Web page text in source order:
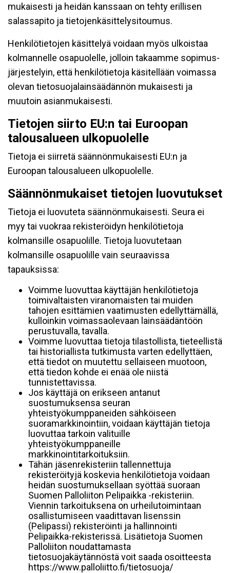
mukaisesti ja heidän kanssaan on tehty erillisen
salassapito ja tietojenkäsittelysitoumus.
Henkilötietojen käsittelyä voidaan myös ulkoistaa
kolmannelle osapuolelle, jolloin takaamme sopimus-
järjestelyin, että henkilötietoja käsitellään voimassa
olevan tietosuojalainsäädännön mukaisesti ja
muutoin asianmukaisesti.
Tietojen siirto EU:n tai Euroopan
talousalueen ulkopuolelle
Tietoja ei siirretä säännönmukaisesti EU:n ja
Euroopan talousalueen ulkopuolelle.
Säännönmukaiset tietojen luovutukset
Tietoja ei luovuteta säännönmukaisesti. Seura ei
myy tai vuokraa rekisteröidyn henkilötietoja
kolmansille osapuolille. Tietoja luovutetaan
kolmansille osapuolille vain seuraavissa
tapauksissa:
Voimme luovuttaa käyttäjän henkilötietoja
toimivaltaisten viranomaisten tai muiden
tahojen esittämien vaatimusten edellyttämällä,
kulloinkin voimassaolevaan lainsäädäntöön
perustuvalla, tavalla.
Voimme luovuttaa tietoja tilastollista, tieteellistä
tai historiallista tutkimusta varten edellyttäen,
että tiedot on muutettu sellaiseen muotoon,
että tiedon kohde ei enää ole niistä
tunnistettavissa.
Jos käyttäjä on erikseen antanut
suostumuksensa seuran
yhteistyökumppaneiden sähköiseen
suoramarkkinointiin, voidaan käyttäjän tietoja
luovuttaa tarkoin valituille
yhteistyökumppaneille
markkinointitarkoituksiin.
Tähän jäsenrekisteriin tallennettuja
rekisteröityjä koskevia henkilötietoja voidaan
heidän suostumuksellaan syöttää suoraan
Suomen Palloliiton Pelipaikka -rekisteriin.
Viennin tarkoituksena on urheilutoimintaan
osallistumiseen vaadittavan lisenssin
(Pelipassi) rekisteröinti ja hallinnointi
Pelipaikka-rekisterissä. Lisätietoja Suomen
Palloliiton noudattamasta
tietosuojakäytännöstä voit saada osoitteesta
https://www.palloliitto.fi/tietosuoja/